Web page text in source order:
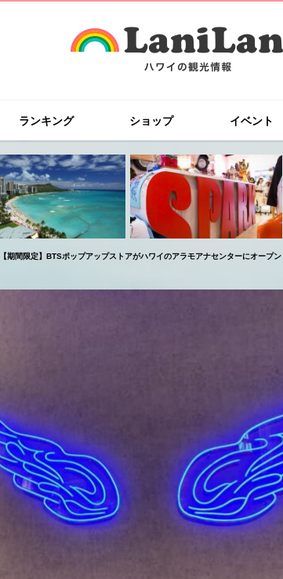
ランキング ショップ イベント
【期間限定】BTSポップアップストアがハワイのアラモアナセンターにオープン